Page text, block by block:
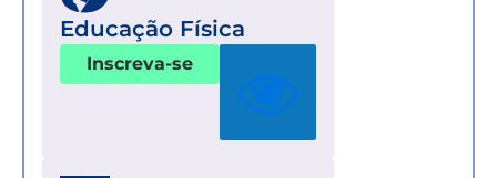
Educação Física
Inscreva-se